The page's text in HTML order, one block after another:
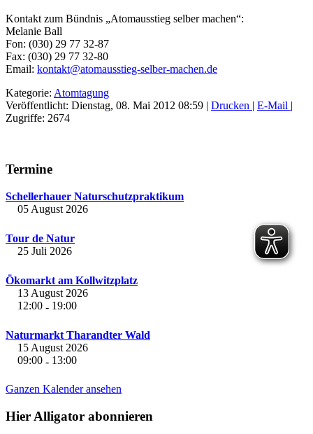
Kontakt zum Bündnis „Atomausstieg selber machen“:
Melanie Ball
Fon: (030) 29 77 32-87
Fax: (030) 29 77 32-80
Email: kontakt@atomausstieg-selber-machen.de
Kategorie: Atomtagung
Veröffentlicht: Dienstag, 08. Mai 2012 08:59 | Drucken | E-Mail |
Zugriffe: 2674
Termine
Schellerhauer Naturschutzpraktikum
05 August 2026
Tour de Natur
25 Juli 2026
Ökomarkt am Kollwitzplatz
13 August 2026
12:00 - 19:00
Naturmarkt Tharandter Wald
15 August 2026
09:00 - 13:00
Ganzen Kalender ansehen
Hier Alligator abonnieren